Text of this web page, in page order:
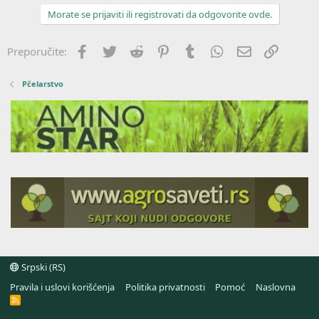
Morate se prijaviti ili registrovati da odgovorite ovde.
Preporučite: Facebook
Twitter Reddit PinterestTumblr WhatsApp
Imejl
Pčelarstvo
Srpski (RS)
Pravila i uslovi korišćenja
Politika privatnosti Pomoć Naslovna
R